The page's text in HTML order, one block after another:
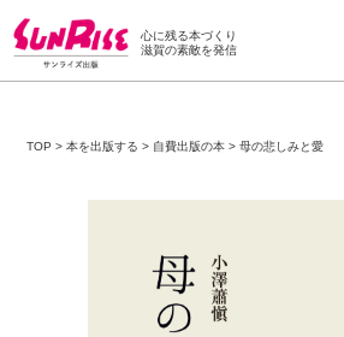
心に残る本づくり
滋賀の素敵を発信
TOP >本を出版する > 自費出版の本 >母の悲しみと愛